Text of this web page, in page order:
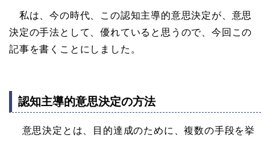
私は、今の時代、この認知主導的意思決定が、意思
決定の手法として、優れていると思うので、今回この
記事を書くことにしました。
認知主導的意思決定の方法
意思決定とは、目的達成のために、複数の手段を挙